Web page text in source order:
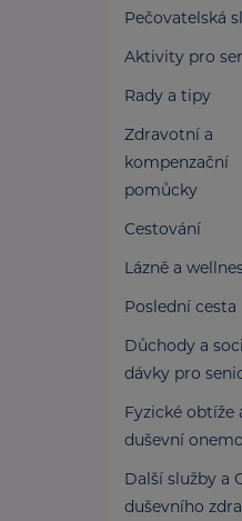
Pečovatelská
Aktivity pro
Rady a tipy
Zdravotní a
kompenzační
pomůcky
Cestování
Lázně a
Poslední cesta
Důchody a
dávky pro
Fyzické obtíže
duševní
Další služby a
duševního